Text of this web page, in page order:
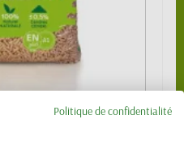
résineux- BIO PELLET
Politique de confidentialité